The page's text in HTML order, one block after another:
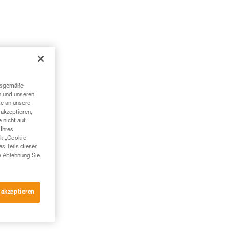
und unseren
an unsere
nicht auf
„Cookie-
Teils dieser
Ablehnung Sie